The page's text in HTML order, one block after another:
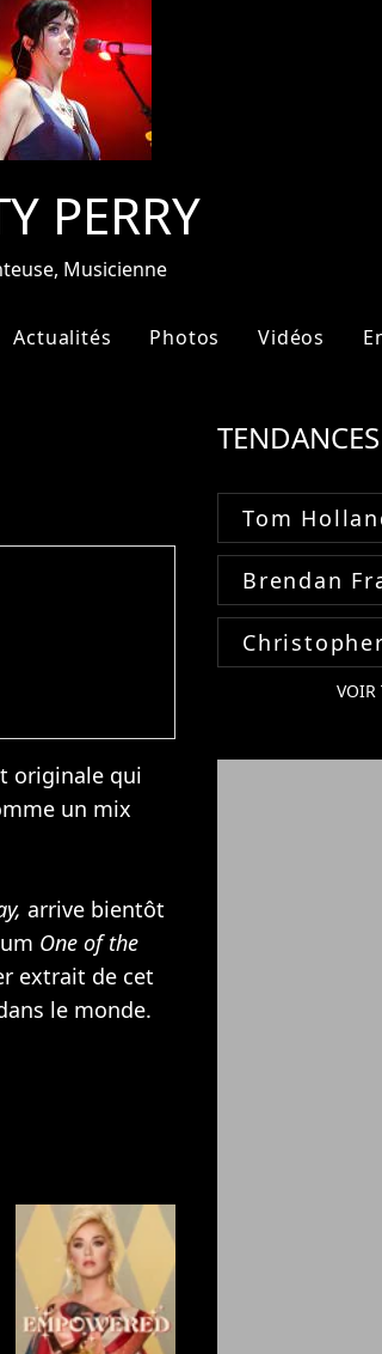
PERRY
Musicienne
Actualités Photos Vidéos
originale qui
un mix
arrive bientôt
One of the
extrait de cet
le monde.
TENDANCES
Tom
Brendan
VOIR